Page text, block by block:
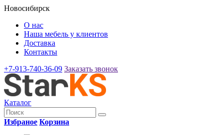
Новосибирск
О нас
Наша мебель у клиентов
Доставка
Контакты
+7-913-740-36-09 Заказать звонок
Каталог
Избраное Корзина